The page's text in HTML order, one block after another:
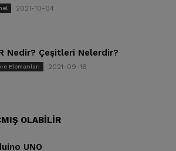
2021-10-04
Nedir? Çeşitleri Nelerdir?
Elemanları 2021-09-16
OLABILIR
UNO